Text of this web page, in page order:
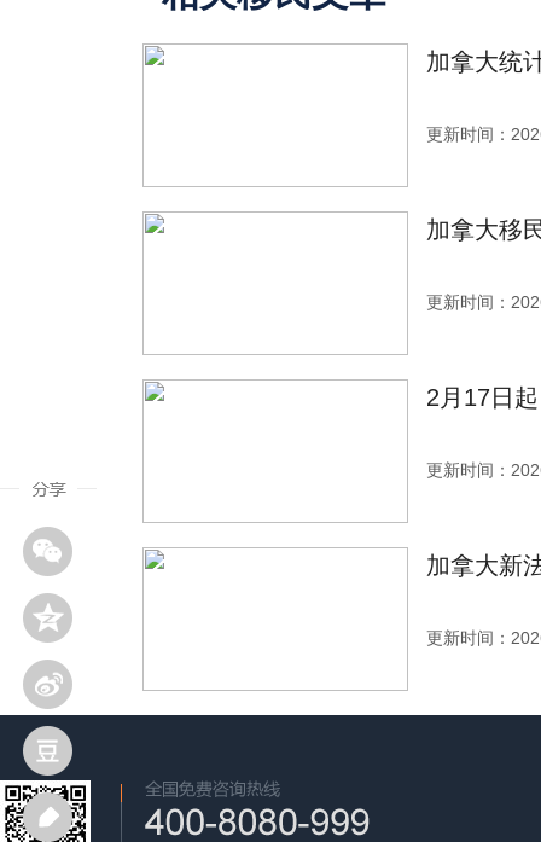
加拿大统
更新时间：
加拿大移
更新时间：
2月17日
更新时间：
加拿大新
更新时间：